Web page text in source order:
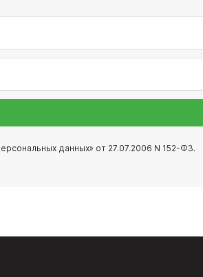
данных» от 27.07.2006 N 152-ФЗ.